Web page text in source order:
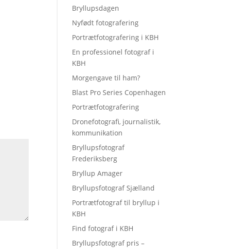
Bryllupsdagen
Nyfødt fotografering
Portrætfotografering i KBH
En professionel fotograf i
KBH
Morgengave til ham?
Blast Pro Series Copenhagen
Portrætfotografering
Dronefotografi, journalistik,
kommunikation
Bryllupsfotograf
Frederiksberg
Bryllup Amager
Bryllupsfotograf Sjælland
Portrætfotograf til bryllup i
KBH
Find fotograf i KBH
Bryllupsfotograf pris –